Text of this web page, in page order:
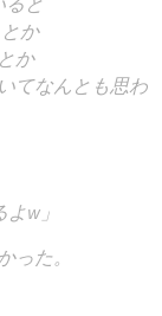
か
か
てなんとも思わ
w」
った。